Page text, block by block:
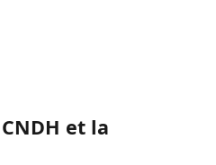
et la